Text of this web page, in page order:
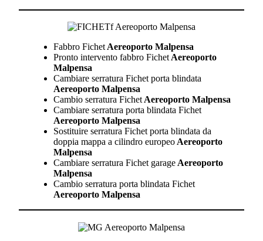
Fabbro Fichet Aereoporto Malpensa
Pronto intervento fabbro Fichet Aereoporto
Malpensa
Cambiare serratura Fichet porta blindata
Aereoporto Malpensa
Cambio serratura Fichet Aereoporto Malpensa
Cambiare serratura porta blindata Fichet
Aereoporto Malpensa
Sostituire serratura Fichet porta blindata da
doppia mappa a cilindro europeo Aereoporto
Malpensa
Cambiare serratura Fichet garage Aereoporto
Malpensa
Cambio serratura porta blindata Fichet
Aereoporto Malpensa